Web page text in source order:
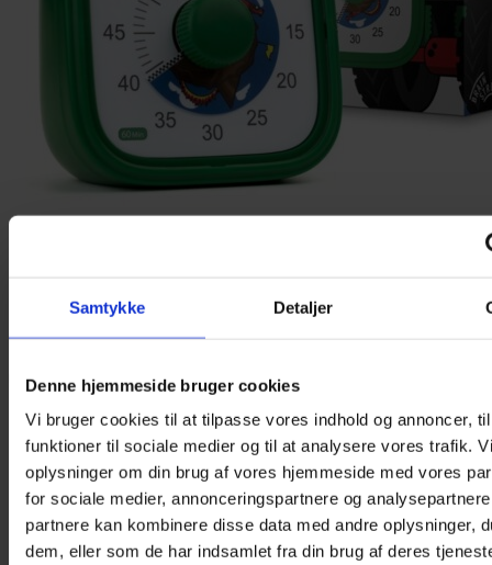
Samtykke Detaljer
Denne hjemmeside bruger cookies
Vi bruger cookies til at tilpasse vores indhold og annoncer,
funktioner til sociale medier og til at analysere vores trafik.
oplysninger om din brug af vores hjemmeside med vores
for sociale medier, annonceringspartnere og
partnere kan kombinere disse data med andre oplysninger,
dem, eller som de har indsamlet fra din brug af deres